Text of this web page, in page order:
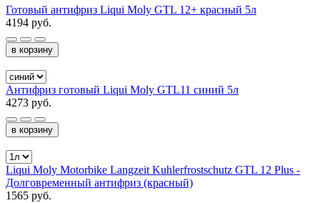
Готовый антифриз Liqui Moly GTL 12+ красный 5л
4194 руб.
в корзину
Антифриз готовый Liqui Moly GTL11 синий 5л
4273 руб.
в корзину
Liqui Moly Motorbike Langzeit Kuhlerfrostschutz GTL 12 Plus -
Долговременный антифриз (красный)
1565 руб.